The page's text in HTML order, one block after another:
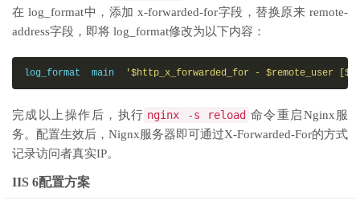
在log_format中，添加x-forwarded-for字段，替换原来remote-
address字段，即将 log_format修改为以下内容：
log_format  main '$http_x_forwarded_for - $remote_user
完成以上操作后，执行 nginx -s reload 命令重启Nginx服
务。配置生效后，Nignx服务器即可通过X-Forwarded-For的方式
记录访问者真实IP。
IIS 6配置方案